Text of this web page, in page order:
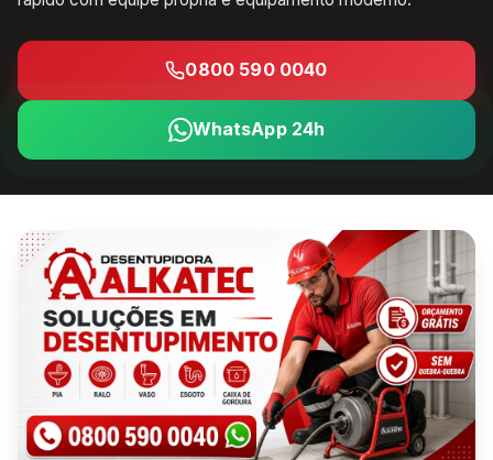
0800 590 0040
WhatsApp 24h